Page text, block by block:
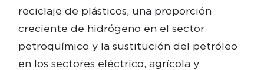
reciclaje de plásticos, una proporción
creciente de hidrógeno en el sector
petroquímico y la sustitución del petróleo
en los sectores eléctrico, agrícola y